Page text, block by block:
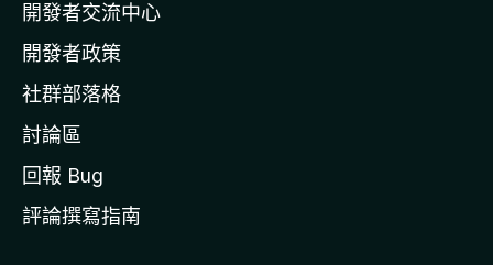
官
網
開發者交流中心
開發者政策
社群部落格
討論區
回報 Bug
評論撰寫指南